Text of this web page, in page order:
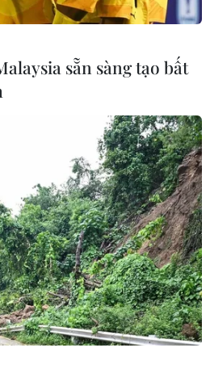
Xem thêm
THỊ TÁM, KHÚC THANH
Quy định sử dụng
Hỗ trợ
TTXVN
Quảng cáo
sẵn sàng tạo bất